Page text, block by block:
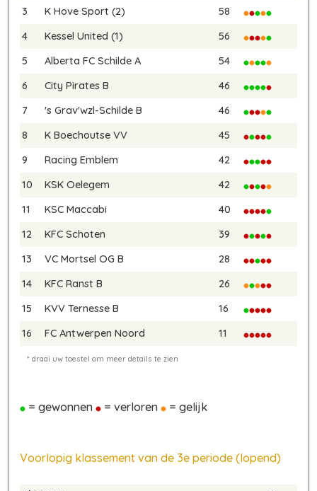
3
K Hove Sport (2)
58
4
Kessel United (1)
56
5
Alberta FC Schilde A
54
6
City Pirates B
46
7
's Grav'wzl-Schilde B
46
8
K Boechoutse VV
45
9
Racing Emblem
42
10
KSK Oelegem
42
11
KSC Maccabi
40
12
KFC Schoten
39
13
VC Mortsel OG B
28
14
KFC Ranst B
26
15
KVV Ternesse B
16
16
FC Antwerpen Noord 11
= gewonnen = verloren = gelijk
Voorlopig klassement van de 3e periode (lopend)